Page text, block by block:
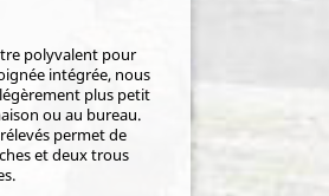
polyvalent pour
intégrée, nous
plus petit
ou au bureau.
permet de
et deux trous